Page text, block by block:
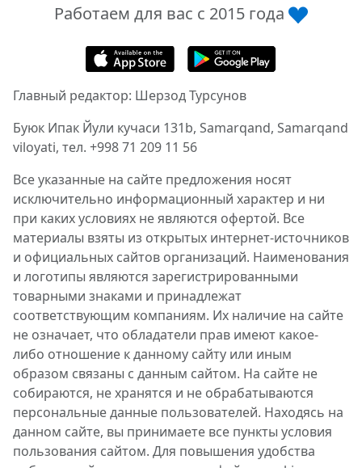
Работаем для вас с 2015 года
Главный редактор: Шерзод Турсунов
Буюк Ипак Йули кучаси 131b, Samarqand, Samarqand
viloyati, тел. +998 71 209 11 56
Все указанные на сайте предложения носят
исключительно информационный характер и ни
при каких условиях не являются офертой. Все
материалы взяты из открытых интернет-источников
и официальных сайтов организаций. Наименования
и логотипы являются зарегистрированными
товарными знаками и принадлежат
соответствующим компаниям. Их наличие на сайте
не означает, что обладатели прав имеют какое-
либо отношение к данному сайту или иным
образом связаны с данным сайтом. На сайте не
собираются, не хранятся и не обрабатываются
персональные данные пользователей. Находясь на
данном сайте, вы принимаете все пункты условия
пользования сайтом. Для повышения удобства